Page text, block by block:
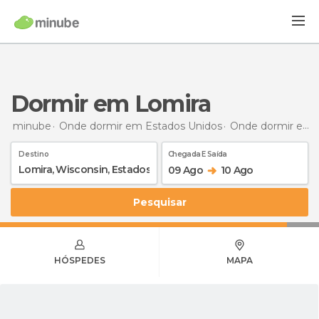
Dormir em Lomira
minube Onde dormir em Estados Unidos Onde dormir em Wisconsin
Destino Chegada E Saída
09 Ago 10 Ago
Pesquisar
HÓSPEDES MAPA